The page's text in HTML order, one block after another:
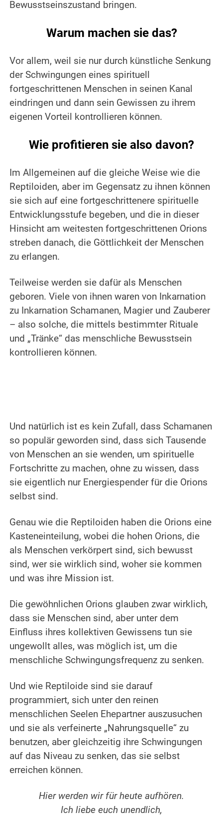
Bewusstseinszustand bringen.
Warum machen sie das?
Vor allem, weil sie nur durch künstliche Senkung
der Schwingungen eines spirituell
fortgeschrittenen Menschen in seinen Kanal
eindringen und dann sein Gewissen zu ihrem
eigenen Vorteil kontrollieren können.
Wie profitieren sie also davon?
Im Allgemeinen auf die gleiche Weise wie die
Reptiloiden, aber im Gegensatz zu ihnen können
sie sich auf eine fortgeschrittenere spirituelle
Entwicklungsstufe begeben, und die in dieser
Hinsicht am weitesten fortgeschrittenen Orions
streben danach, die Göttlichkeit der Menschen
zu erlangen.
Teilweise werden sie dafür als Menschen
geboren. Viele von ihnen waren von Inkarnation
zu Inkarnation Schamanen, Magier und Zauberer
– also solche, die mittels bestimmter Rituale
und „Tränke“ das menschliche Bewusstsein
kontrollieren können.
Und natürlich ist es kein Zufall, dass Schamanen
so populär geworden sind, dass sich Tausende
von Menschen an sie wenden, um spirituelle
Fortschritte zu machen, ohne zu wissen, dass
sie eigentlich nur Energiespender für die Orions
selbst sind.
Genau wie die Reptiloiden haben die Orions eine
Kasteneinteilung, wobei die hohen Orions, die
als Menschen verkörpert sind, sich bewusst
sind, wer sie wirklich sind, woher sie kommen
und was ihre Mission ist.
Die gewöhnlichen Orions glauben zwar wirklich,
dass sie Menschen sind, aber unter dem
Einfluss ihres kollektiven Gewissens tun sie
ungewollt alles, was möglich ist, um die
menschliche Schwingungsfrequenz zu senken.
Und wie Reptiloide sind sie darauf
programmiert, sich unter den reinen
menschlichen Seelen Ehepartner auszusuchen
und sie als verfeinerte „Nahrungsquelle“ zu
benutzen, aber gleichzeitig ihre Schwingungen
auf das Niveau zu senken, das sie selbst
erreichen können.
Hier werden wir für heute aufhören.
Ich liebe euch unendlich,